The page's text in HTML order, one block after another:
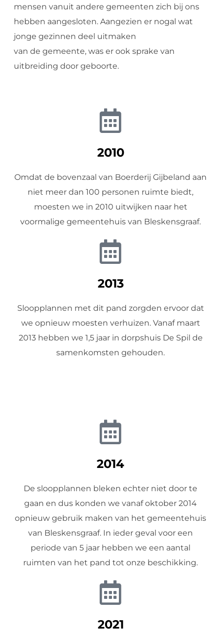
mensen vanuit andere gemeenten zich bij ons
hebben aangesloten. Aangezien er nogal wat
jonge gezinnen deel uitmaken
van de gemeente, was er ook sprake van
uitbreiding door geboorte.
2010
Omdat de bovenzaal van Boerderij Gijbeland aan
niet meer dan 100 personen ruimte biedt,
moesten we in 2010 uitwijken naar het
voormalige gemeentehuis van Bleskensgraaf.
2013
Sloopplannen met dit pand zorgden ervoor dat
we opnieuw moesten verhuizen. Vanaf maart
2013 hebben we 1,5 jaar in dorpshuis De Spil de
samenkomsten gehouden.
2014
De sloopplannen bleken echter niet door te
gaan en dus konden we vanaf oktober 2014
opnieuw gebruik maken van het gemeentehuis
van Bleskensgraaf. In ieder geval voor een
periode van 5 jaar hebben we een aantal
ruimten van het pand tot onze beschikking.
2021